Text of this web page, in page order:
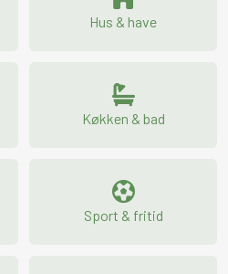
Hus & have
Køkken & bad
Sport & fritid